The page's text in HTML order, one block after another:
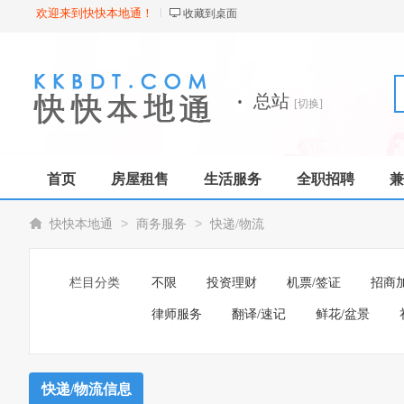
欢迎来到快快本地通！ 收藏到桌面
· 总站 [切换]
首页 房屋租售 生活服务 全职招聘
快快本地通 > 商务服务 > 快递/物流
栏目分类 不限 投资理财 机票/签证 招商
律师服务 翻译/速记 鲜花/盆景
快递/物流信息